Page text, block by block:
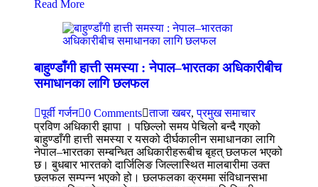
Read More
बाहुण्डाँगी हात्ती समस्या : नेपाल–भारतका अधिकारीबीच
समाधानका लागि छलफल
पूर्वी गर्जन 0 Comments ताजा खबर,प्रमुख समाचार
प्रविण अधिकारी झापा । पछिल्लो समय पेचिलो बन्दै गएको
बाहुण्डाँगी हात्ती समस्या र यसको दीर्घकालीन समाधानका लागि
नेपाल–भारतका सम्बन्धित अधिकारीहरूबीच बृहत् छलफल भएको
छ। बुधबार भारतको दार्जिलिङ जिल्लास्थित मालबारीमा उक्त
छलफल सम्पन्न भएको हो। छलफलका क्रममा संविधानसभा